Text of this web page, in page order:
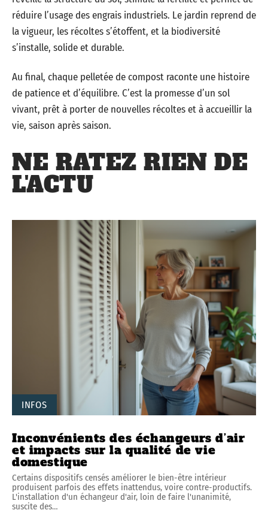
réduire l’usage des engrais industriels. Le jardin reprend de
la vigueur, les récoltes s’étoffent, et la biodiversité
s’installe, solide et durable.
Au final, chaque pelletée de compost raconte une histoire
de patience et d’équilibre. C’est la promesse d’un sol
vivant, prêt à porter de nouvelles récoltes et à accueillir la
vie, saison après saison.
NE RATEZ RIEN DE
L'ACTU
INFOS
Inconvénients des échangeurs d’air
et impacts sur la qualité de vie
domestique
Certains dispositifs censés améliorer le bien-être intérieur
produisent parfois des effets inattendus, voire contre-productifs.
L'installation d'un échangeur d'air, loin de faire l'unanimité,
suscite des…